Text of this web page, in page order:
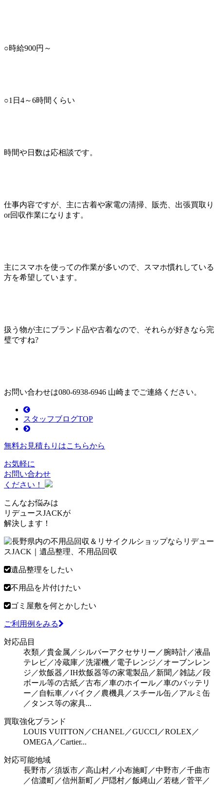
○時給900円～
○1日4～6時間くらい
時間や日数は応相談です。
仕事内容ですが、主に古着や家電の清掃、販売、出張買取り
or回収作業になります。
主にスマホを使っての作業が多いので、スマホ慣れしている
方を希望しています。
扱う物が主にブランド品や古着なので、それらが好きなら完
璧ですね?
お問い合わせは080-6938-6946 山崎までご連絡ください。
スタッフブログTOP
無料お見積もりはこちらから
お気軽に
お問い合わせ
ください！
こんなお悩みは
リデュースJACKが
解決します！
遺品整理をしたい
不用品を片付けたい
ゴミ屋敷を何とかしたい
ご利用例をみる
対応品目
衣類／貴金属／シルバーアクセサリー／腕時計／液晶
テレビ／冷蔵庫／洗濯機／電子レンジ／オーブンレン
ジ／炊飯器／IH炊飯器等の家電製品／新聞／雑誌／段
ボール等の古紙／古布／車のホイール／車のバッテリ
ー／自転車／バイク／農機具／スチール缶／アルミ缶
／タンス等の家具...
買取強化ブランド
LOUIS VUITTON／CHANEL／GUCCI／ROLEX／
OMEGA／Cartier...
対応可能地域
長野市／須坂市／高山村／小布施町／中野市／千曲市
／信濃町／信州新町／戸隠村／飯縄山／若穂／菅平／